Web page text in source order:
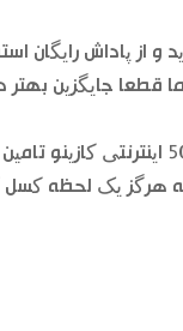
از پاداش رایگان
جایگزین بهتر
این رویداد جوایز سالانه است که اغلب
هرگز یک لحظه کسل